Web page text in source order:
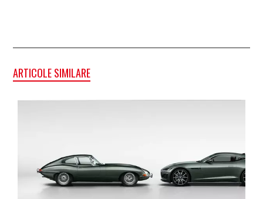
ARTICOLE SIMILARE